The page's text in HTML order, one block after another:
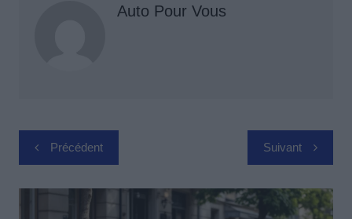
Auto Pour Vous
Navigation
de
l’article
Précédent Suivant